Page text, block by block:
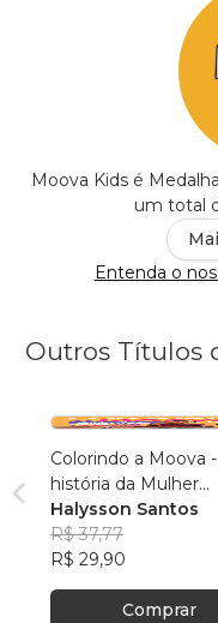
Moova Kids é
um total
Entenda o
Outros Títulos
Colorindo a Moova
história da Mulher
Samaritana
Halysson Santos
R$ 37,77
R$ 29,90
Comprar